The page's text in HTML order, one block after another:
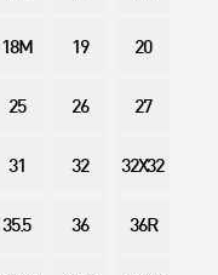
18M 19 20
25 26 27
31 32 32X32
35.5 36 36R